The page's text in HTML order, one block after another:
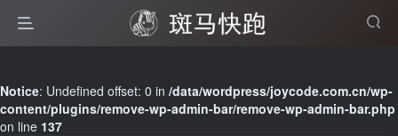
Notice: Undefined offset: 0 in /data/wordpress/joycode.com.cn/wp-
content/plugins/remove-wp-admin-bar/remove-wp-admin-bar.php
on line 137
全站下载密码：joycode
全站下载密码：joycode